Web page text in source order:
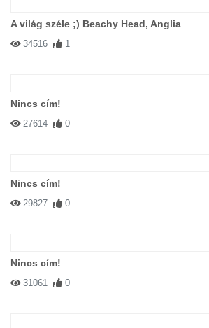
A világ széle ;) Beachy Head, Anglia
34516 1
Nincs cím!
27614 0
Nincs cím!
29827 0
Nincs cím!
31061 0